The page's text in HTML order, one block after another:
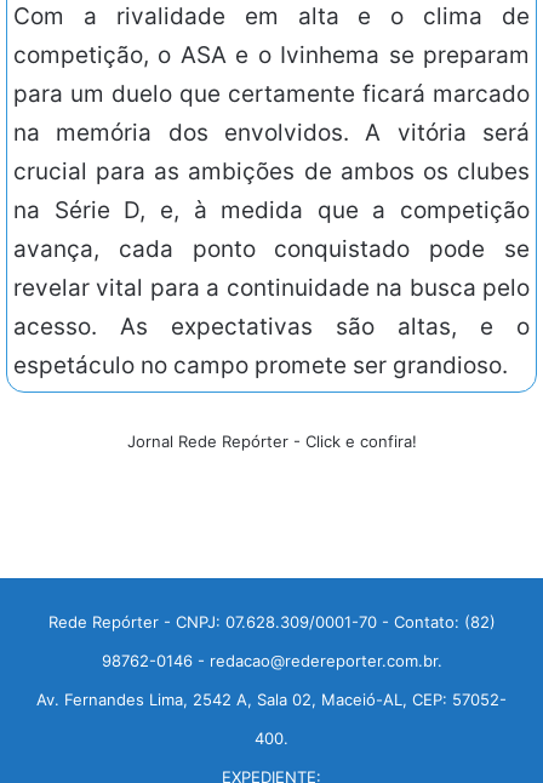
Com a rivalidade em alta e o clima de
competição, o ASA e o Ivinhema se preparam
para um duelo que certamente ficará marcado
na memória dos envolvidos. A vitória será
crucial para as ambições de ambos os clubes
na Série D, e, à medida que a competição
avança, cada ponto conquistado pode se
revelar vital para a continuidade na busca pelo
acesso. As expectativas são altas, e o
espetáculo no campo promete ser grandioso.
Jornal Rede Repórter - Click e confira!
Rede Repórter - CNPJ: 07.628.309/0001-70 - Contato: (82)
98762-0146 - redacao@redereporter.com.br.
Av. Fernandes Lima, 2542 A, Sala 02, Maceió-AL, CEP: 57052-
400.
EXPEDIENTE: